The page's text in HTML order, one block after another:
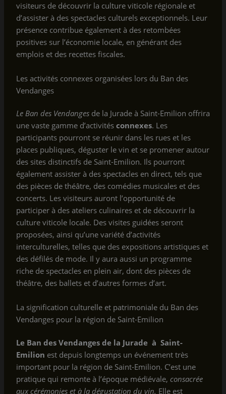
visiteurs de découvrir la culture viticole régionale et
d’assister à des spectacles culturels exceptionnels. Leur
présence contribue également à des retombées
positives sur l’économie locale, en générant des
emplois et des recettes fiscales.
Les activités connexes organisées lors du Ban des
Vendanges
Le Ban des Vendangesde la Jurade à Saint-Emilion offrira
une vaste gamme d’activités connexes. Les
participants pourront se réunir dans les rues et les
places publiques, déguster le vin et se promener autour
des sites distinctifs de Saint-Emilion. Ils pourront
également assister à des spectacles en direct, tels que
des pièces de théâtre, des comédies musicales et des
concerts. Les visiteurs auront l’opportunité de
participer à des ateliers culinaires et de découvrir la
culture viticole locale. Des visites guidées seront
proposées, ainsi qu’une variété d’activités
interculturelles, telles que des expositions artistiques et
des défilés de mode. Il y aura aussi un programme
riche de spectacles en plein air, dont des pièces de
théâtre, des ballets et d’autres formes d’art.
La signification culturelle et patrimoniale du Ban des
Vendanges pour la région de Saint-Emilion
Le Ban des Vendanges de la Jurade à Saint-
Emilion est depuis longtemps un événement très
important pour la région de Saint-Emilion. C’est une
pratique qui remonte à l’époque médiévale, consacrée
aux cérémonies et à la dégustation du vin. Elle est